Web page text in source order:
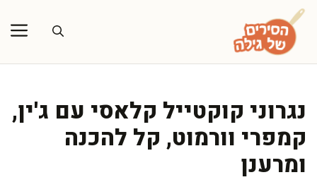
לדלג
לתוכן
נגרוני קוקטייל קלאסי עם ג'ין,
קמפרי וורמוט, קל להכנה
ומרענן